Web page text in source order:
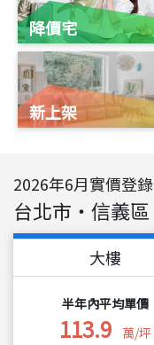
降價宅
新上架
2026年6月實價登錄
台北市 ・ 信義區
大樓
半年內平均單價
113.9 萬/坪